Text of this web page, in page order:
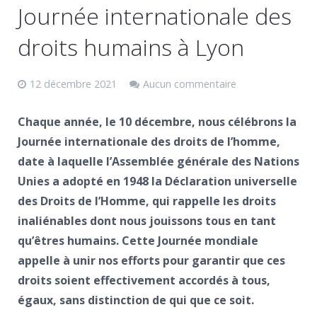
Journée internationale des
droits humains à Lyon
12 décembre 2021 Aucun commentaire
Chaque année, le 10 décembre, nous célébrons la
Journée internationale des droits de l’homme,
date à laquelle l’Assemblée générale des Nations
Unies a adopté en 1948 la Déclaration universelle
des Droits de l’Homme, qui rappelle les droits
inaliénables dont nous jouissons tous en tant
qu’êtres humains. Cette Journée mondiale
appelle à unir nos efforts pour garantir que ces
droits soient effectivement accordés à tous,
égaux, sans distinction de qui que ce soit.